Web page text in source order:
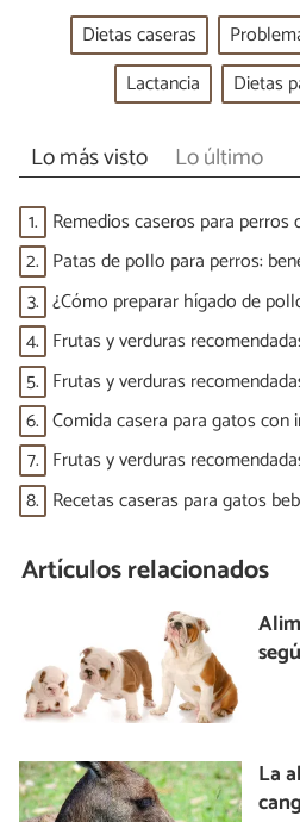
Dietas caseras
Lactancia
Dietas
Lo más visto Lo último
1. Remedios caseros para
2. Patas de pollo para perros:
3. ¿Cómo preparar hígado de
4. Frutas y verduras
5. Frutas y verduras
6. Comida casera para gatos con
7. Frutas y verduras
8. Recetas caseras para gatos
Artículos relacionados
La